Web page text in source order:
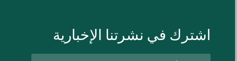
اشترك في نشرتنا الإخبارية
الاسم